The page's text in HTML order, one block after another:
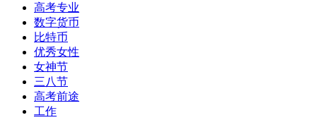
高考专业
数字货币
比特币
优秀女性
女神节
三八节
高考前途
工作